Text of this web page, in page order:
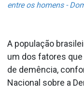
entre os homens -
A população
um dos fatores
de demência,
Nacional sobre a